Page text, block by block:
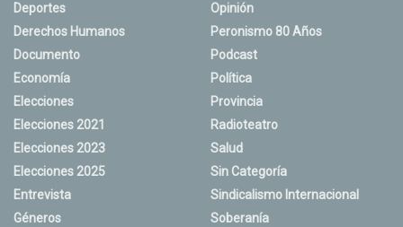
Deportes
Derechos Humanos
Documento
Economía
Elecciones
Elecciones 2021
Elecciones 2023
Elecciones 2025
Entrevista
Géneros
Opinión
Peronismo 80 Años
Podcast
Política
Provincia
Radioteatro
Salud
Sin Categoría
Sindicalismo Internacional
Soberanía